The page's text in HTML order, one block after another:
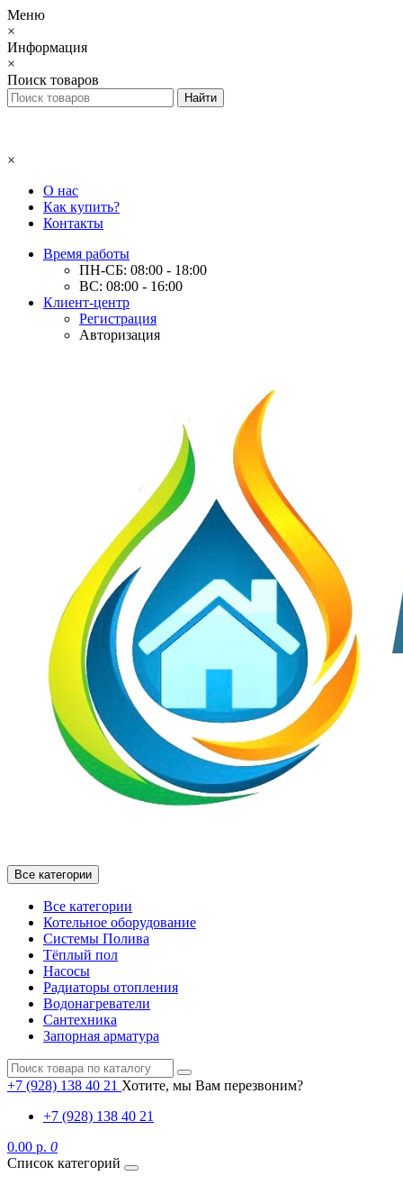
Меню
×
Информация
×
Поиск товаров
×
О нас
Как купить?
Контакты
Время работы
ПН-СБ: 08:00 - 18:00
ВС: 08:00 - 16:00
Клиент-центр
Регистрация
Авторизация
Все категории
Все категории
Котельное оборудование
Системы Полива
Тёплый пол
Насосы
Радиаторы отопления
Водонагреватели
Сантехника
Запорная арматура
+7 (928) 138 40 21 Хотите, мы Вам перезвоним?
+7 (928) 138 40 21
0.00 р. 0
Список категорий